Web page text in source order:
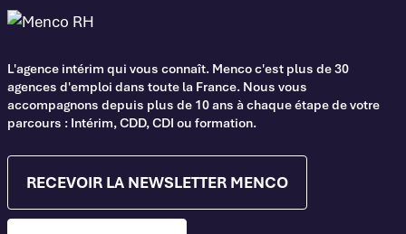
L'agence intérim qui vous connaît. Menco c'est plus de 30
agences d'emploi dans toute la France. Nous vous
accompagnons depuis plus de 10 ans à chaque étape de votre
parcours : Intérim, CDD, CDI ou formation.
RECEVOIR LA NEWSLETTER MENCO